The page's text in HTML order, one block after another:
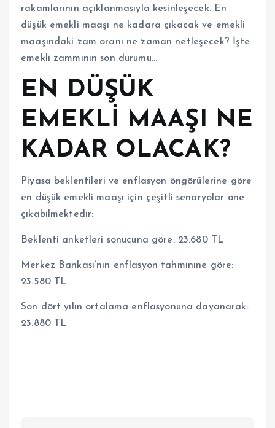
rakamlarının açıklanmasıyla kesinleşecek. En
düşük emekli maaşı ne kadara çıkacak ve emekli
maaşındaki zam oranı ne zaman netleşecek? İşte
emekli zammının son durumu…
EN DÜŞÜK
EMEKLİ MAAŞI NE
KADAR OLACAK?
Piyasa beklentileri ve enflasyon öngörülerine göre
en düşük emekli maaşı için çeşitli senaryolar öne
çıkabilmektedir:
Beklenti anketleri sonucuna göre: 23.680 TL
Merkez Bankası’nın enflasyon tahminine göre:
23.580 TL
Son dört yılın ortalama enflasyonuna dayanarak:
23.880 TL